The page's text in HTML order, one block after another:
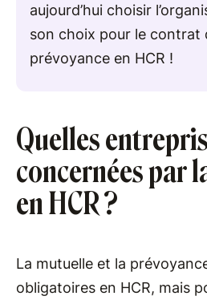
aujourd’hui choisir
son choix pour le contrat
prévoyance en HCR !
Quelles
concernées par
en HCR ?
La mutuelle et la
obligatoires en HCR, mais